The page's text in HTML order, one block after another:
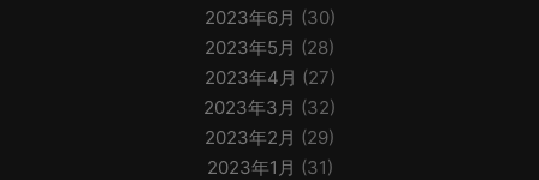
2023年6月 (30)
2023年5月 (28)
2023年4月 (27)
2023年3月 (32)
2023年2月 (29)
2023年1月 (31)